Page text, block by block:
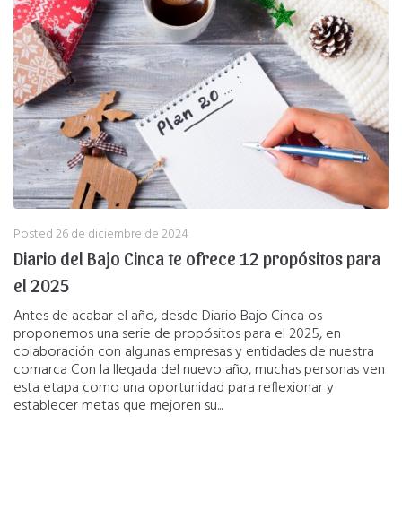
Posted26 de diciembre de 2024
Diario del Bajo Cinca te ofrece 12 propósitos para
el 2025
Antes de acabar el año, desde Diario Bajo Cinca os
proponemos una serie de propósitos para el 2025, en
colaboración con algunas empresas y entidades de nuestra
comarca Con la llegada del nuevo año, muchas personas ven
esta etapa como una oportunidad para reflexionar y
establecer metas que mejoren su...